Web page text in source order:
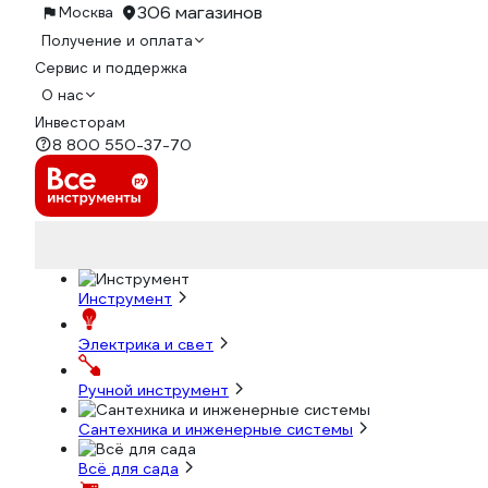
Москва 306 магазинов
Получение и оплата
Сервис и поддержка
О нас
Инвесторам
8 800 550-37-70
Инструмент
Электрика и свет
Ручной инструмент
Сантехника и инженерные системы
Всё для сада